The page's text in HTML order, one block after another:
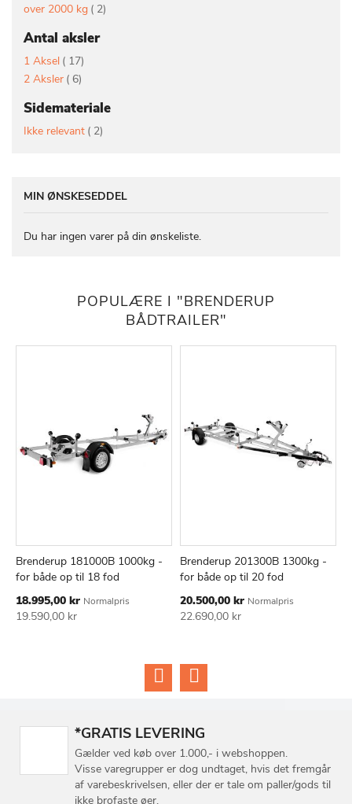
over 2000 kg
2vare
Antal aksler
1 Aksel 17vare
2 Aksler 6vare
Sidemateriale
Ikke relevant 2vare
MIN ØNSKESEDDEL
Du har ingen varer på din ønskeliste.
POPULÆRE I "BRENDERUP
BÅDTRAILER"
Læg i kurv
TILFØJ
ØNSKE
SAMMENLIGN
Brenderup 181000B 1000kg -
for både op til 18 fod
Tilbudspris
18.995,00 kr Normalpris
19.590,00 kr
Læg i kurv
TILFØJ
ØNSKE
Brenderup 201300B 1300kg -
for både op til 20 fod
Tilbudspris
20.500,00 kr Normalpris
22.690,00 kr
*GRATIS LEVERING
Gælder ved køb over 1.000,- i webshoppen.
Visse varegrupper er dog undtaget, hvis det fremgår
af varebeskrivelsen, eller der er tale om paller/gods til
ikke brofaste øer.